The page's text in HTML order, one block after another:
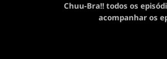
Chuu-Bra!! todos os
acompanhar os